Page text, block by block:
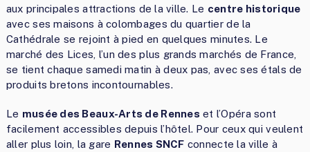
aux principales attractions de la ville. Le centre historique
avec ses maisons à colombages du quartier de la
Cathédrale se rejoint à pied en quelques minutes. Le
marché des Lices, l’un des plus grands marchés de France,
se tient chaque samedi matin à deux pas, avec ses étals de
produits bretons incontournables.
Le musée des Beaux-Arts de Rennes et l’Opéra sont
facilement accessibles depuis l’hôtel. Pour ceux qui veulent
aller plus loin, la gare Rennes SNCF connecte la ville à